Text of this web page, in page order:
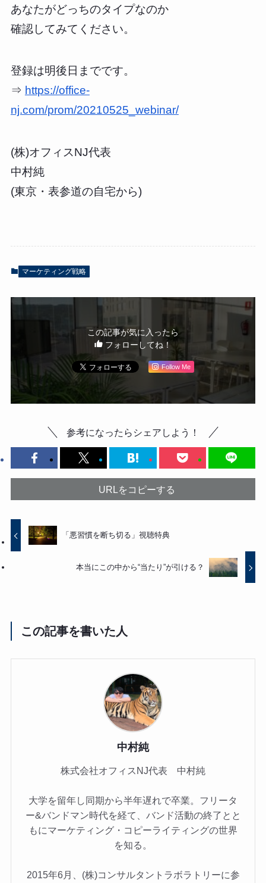
あなたがどっちのタイプなのか
確認してみてください。
登録は明後日までです。
⇒ https://office-
nj.com/prom/20210525_webinar/
(株)オフィスNJ代表
中村純
(東京・表参道の自宅から)
マーケティング戦略
この記事が気に入ったら
フォローしてね！
Follow Me
参考になったらシェアしよう！
URLをコピーする
「悪習慣を断ち切る」視聴特典
本当にこの中から“当たり”が引ける？
この記事を書いた人
中村純
株式会社オフィスNJ代表 中村純
大学を留年し同期から半年遅れで卒業。フリータ
ー&バンドマン時代を経て、バンド活動の終了とと
もにマーケティング・コピーライティングの世界
を知る。
2015年6月、(株)コンサルタントラボラトリーに参